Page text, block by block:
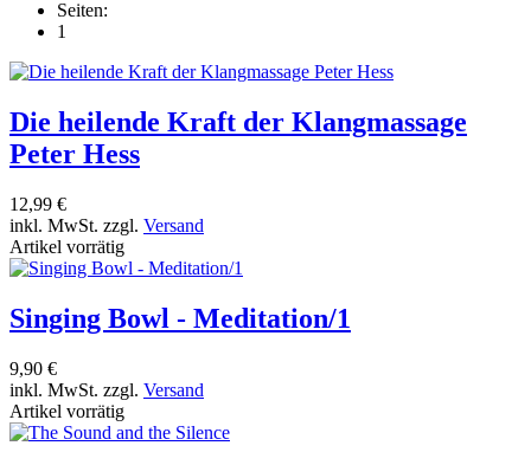
Seiten:
1
Die heilende Kraft der Klangmassage
Peter Hess
12,99 €
inkl. MwSt. zzgl. Versand
Artikel vorrätig
Singing Bowl - Meditation/1
9,90 €
inkl. MwSt. zzgl. Versand
Artikel vorrätig